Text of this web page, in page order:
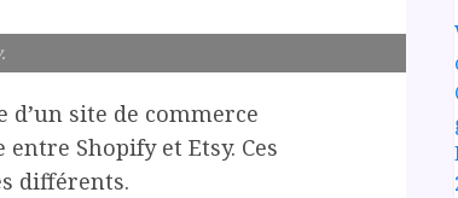
site de commerce
Shopify et Etsy. Ces
différents.